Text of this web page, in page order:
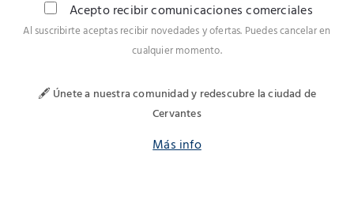
Acepto recibir comunicaciones comerciales
Al suscribirte aceptas recibir novedades y ofertas. Puedes cancelar en
cualquier momento.
🖋️ Únete a nuestra comunidad y redescubre la ciudad de
Cervantes
Más info